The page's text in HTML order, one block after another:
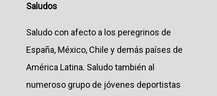
Saludos
Saludo con afecto a los peregrinos de
España, México, Chile y demás países de
América Latina. Saludo también al
numeroso grupo de jóvenes deportistas